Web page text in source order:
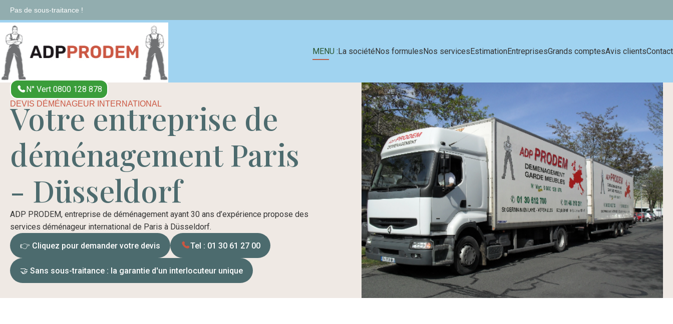
Pas de sous-traitance !
N° Vert 0800 128 878
MENU :La sociétéNos formulesNos servicesEstimationEntreprisesGrands comptesAvis clientsContact
DEVIS DÉMÉNAGEUR INTERNATIONAL
Votre entreprise de
déménagement Paris
- Düsseldorf
ADP PRODEM, entreprise de déménagement ayant 30 ans d’expérience propose des
services déménageur international de Paris à Düsseldorf.
👉 Cliquez pour demander votre devis
Tel : 01 30 61 27 00
🤝 Sans sous-traitance : la garantie d'un interlocuteur unique